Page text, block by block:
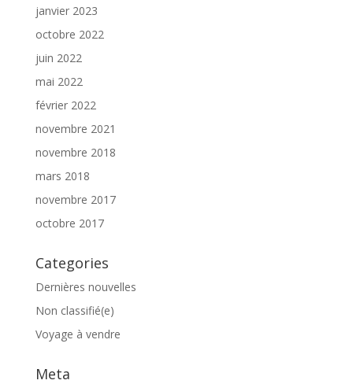
janvier 2023
octobre 2022
juin 2022
mai 2022
février 2022
novembre 2021
novembre 2018
mars 2018
novembre 2017
octobre 2017
Categories
Dernières nouvelles
Non classifié(e)
Voyage à vendre
Meta